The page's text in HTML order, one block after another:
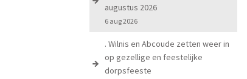
augustus 2026
6 aug 2026
. Wilnis en Abcoude zetten weer in
op gezellige en feestelijke
dorpsfeeste